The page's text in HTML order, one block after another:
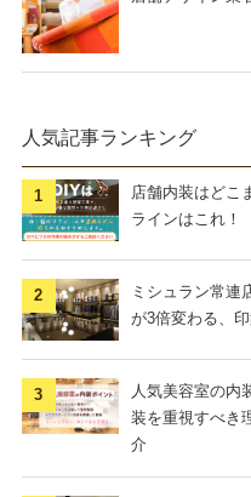
人気記事ランキング
店舗内装はどこ
ラインはこれ！
ミシュラン常連
が3倍変わる、
人気美容室の内
装を重視すべき
介